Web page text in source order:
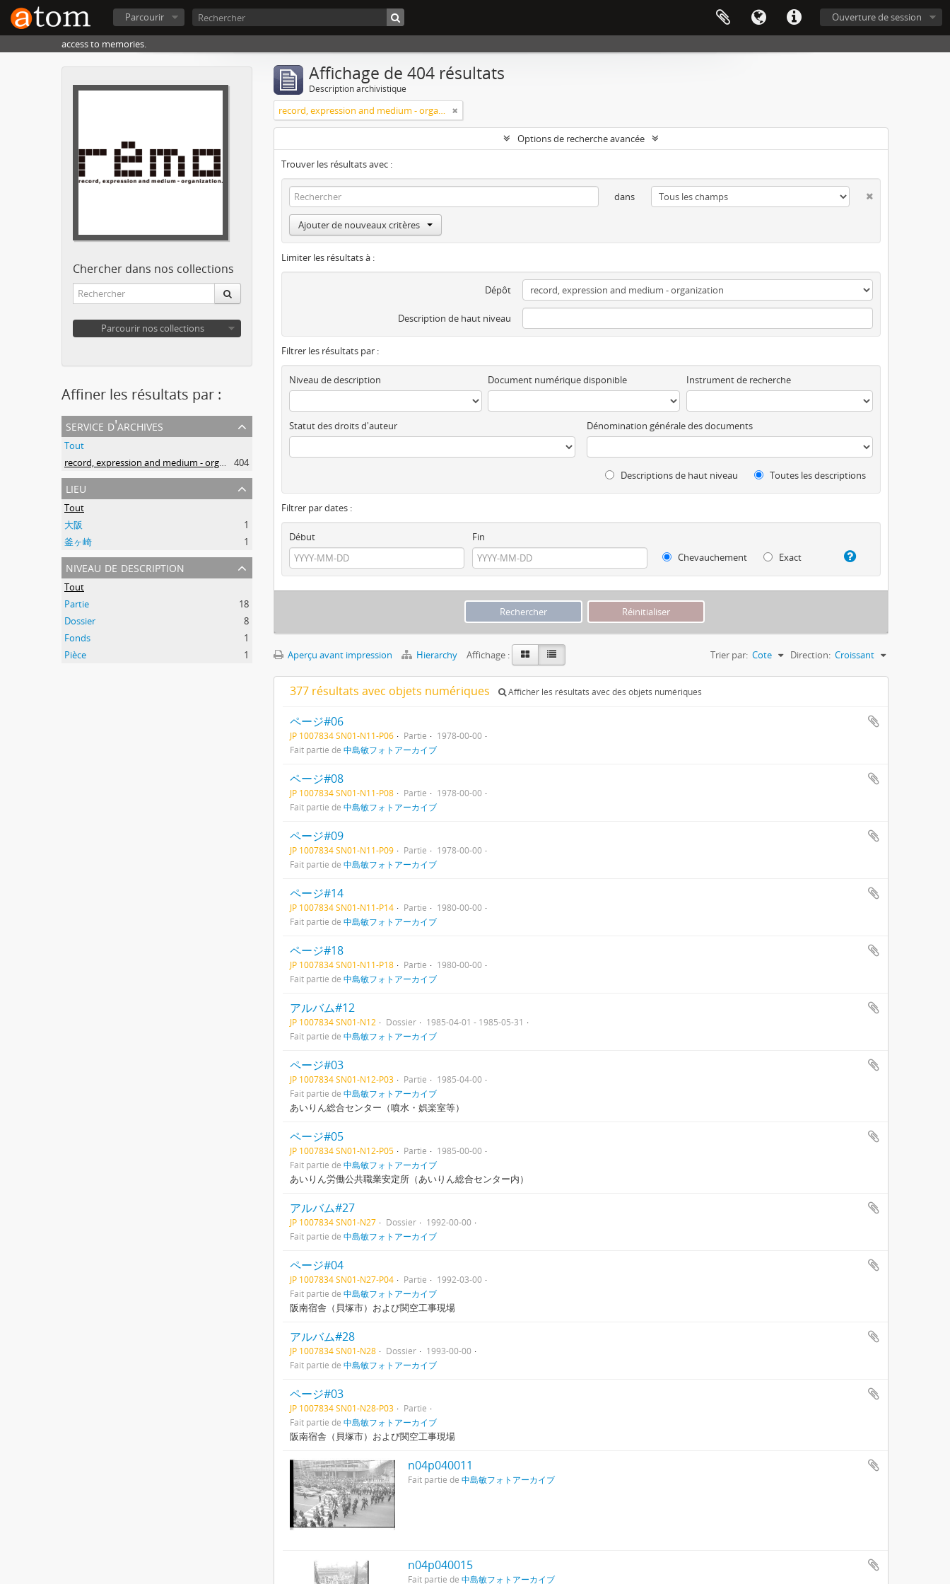
Ouverture de session
Parcourir
access to memories.
Chercher dans nos collections
Parcourir nos collections
Affiner les résultats par :
service d'archives
Tout
record, expression and medium - organization
404
lieu
Tout
大阪
1
釜ヶ崎
1
niveau de description
Tout
Partie
18
Dossier
8
Fonds
1
Pièce
1
Affichage de 404 résultats
Description archivistique
record, expression and medium - organization
Options de recherche avancée
Trouver les résultats avec :
dans
Ajouter de nouveaux critères
Limiter les résultats à :
Dépôt
Description de haut niveau
Filtrer les résultats par :
Niveau de description Document numérique disponible Instrument de recherche
Statut des droits d'auteur Dénomination générale des documents
Descriptions de haut niveau Toutes les descriptions
Filtrer par dates :
Début
Fin
Chevauchement
Exact
Aperçu avant impression Hierarchy Affichage : Trier par: Cote Direction: Croissant
377 résultats avec objets numériques Afficher les résultats avec des objets numériques
ページ#06
JP 1007834 SN01-N11-P06 Partie
1978-00-00
Fait partie de 中島敏フォトアーカイブ
ページ#08
JP 1007834 SN01-N11-P08 Partie
1978-00-00
Fait partie de 中島敏フォトアーカイブ
ページ#09
JP 1007834 SN01-N11-P09 Partie
1978-00-00
Fait partie de 中島敏フォトアーカイブ
ページ#14
JP 1007834 SN01-N11-P14 Partie
1980-00-00
Fait partie de 中島敏フォトアーカイブ
ページ#18
JP 1007834 SN01-N11-P18 Partie
1980-00-00
Fait partie de 中島敏フォトアーカイブ
アルバム#12
JP 1007834 SN01-N12 Dossier
1985-04-01 - 1985-05-31
Fait partie de 中島敏フォトアーカイブ
ページ#03
JP 1007834 SN01-N12-P03 Partie
1985-04-00
Fait partie de 中島敏フォトアーカイブ
あいりん総合センター（噴水・娯楽室等）
ページ#05
JP 1007834 SN01-N12-P05 Partie
1985-00-00
Fait partie de 中島敏フォトアーカイブ
あいりん労働公共職業安定所（あいりん総合センター内）
アルバム#27
JP 1007834 SN01-N27 Dossier
1992-00-00
Fait partie de 中島敏フォトアーカイブ
ページ#04
JP 1007834 SN01-N27-P04 Partie
1992-03-00
Fait partie de 中島敏フォトアーカイブ
阪南宿舎（貝塚市）および関空工事現場
アルバム#28
JP 1007834 SN01-N28 Dossier
1993-00-00
Fait partie de 中島敏フォトアーカイブ
ページ#03
JP 1007834 SN01-N28-P03
Partie
Fait partie de 中島敏フォトアーカイブ
阪南宿舎（貝塚市）および関空工事現場
n04p040011
Fait partie de中島敏フォトアーカイブ
n04p040015
Fait partie de中島敏フォトアーカイブ